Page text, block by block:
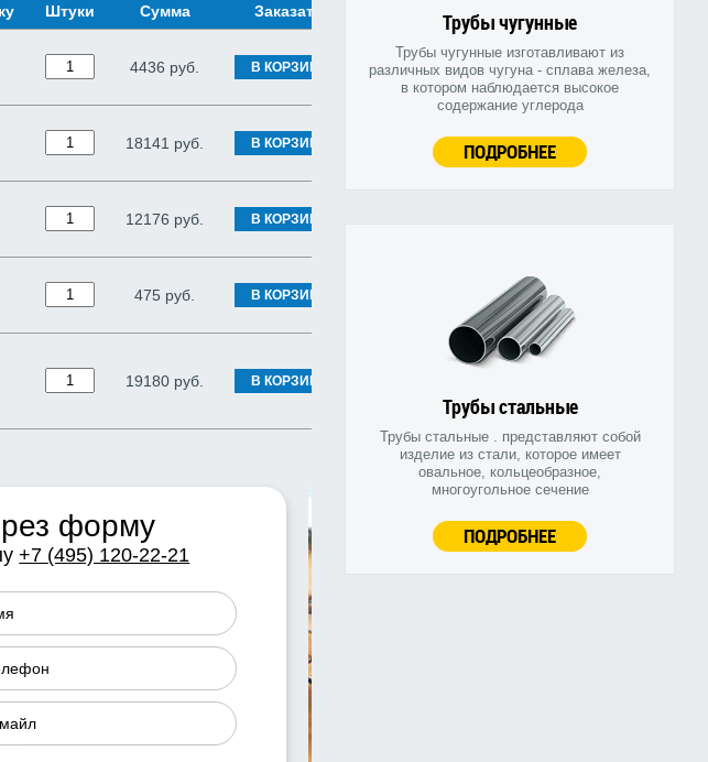
Трубы чугунные
Трубы чугунные изготавливают из
различных видов чугуна - сплава железа,
в котором наблюдается высокое
содержание углерода
ПОДРОБНЕЕ
Трубы стальные
Трубы стальные . представляют собой
изделие из стали, которое имеет
овальное, кольцеобразное,
многоугольное сечение
ПОДРОБНЕЕ
Штуки Сумма Заказать
4436 руб. В КОРЗИНУ
18141 руб. В КОРЗИНУ
12176 руб. В КОРЗИНУ
475 руб. В КОРЗИНУ
19180 руб. В КОРЗИНУ
форму
+7 (495) 120-22-21